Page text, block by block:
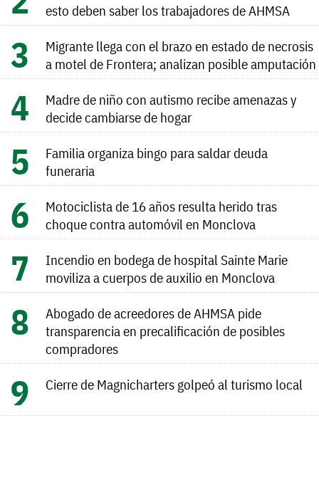
esto deben saber los trabajadores de AHMSA
Migrante llega con el brazo en estado de necrosis
a motel de Frontera; analizan posible amputación
Madre de niño con autismo recibe amenazas y
decide cambiarse de hogar
Familia organiza bingo para saldar deuda
funeraria
Motociclista de 16 años resulta herido tras
choque contra automóvil en Monclova
Incendio en bodega de hospital Sainte Marie
moviliza a cuerpos de auxilio en Monclova
Abogado de acreedores de AHMSA pide
transparencia en precalificación de posibles
compradores
Cierre de Magnicharters golpeó al turismo local